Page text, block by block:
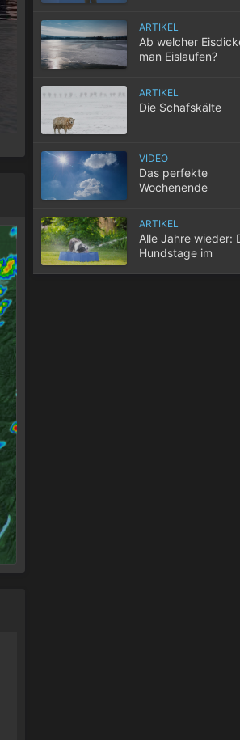
10 Tipps für einen
Wenn selbst in der Nacht die
der Wohnung nicht entweicht, wird der
ARTIKEL
Ab welcher
man Eislaufen?
ARTIKEL
Die Schafskälte
VIDEO
Das perfekte
Wochenende
ARTIKEL
Alle Jahre wieder:
Hundstage im